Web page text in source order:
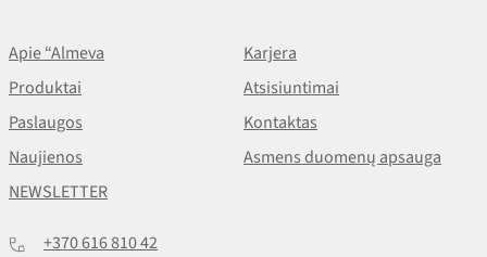
Apie “Almeva
Karjera
Produktai
Atsisiuntimai
Paslaugos
Kontaktas
Naujienos
Asmens duomenų apsauga
NEWSLETTER
+370 616 810 42